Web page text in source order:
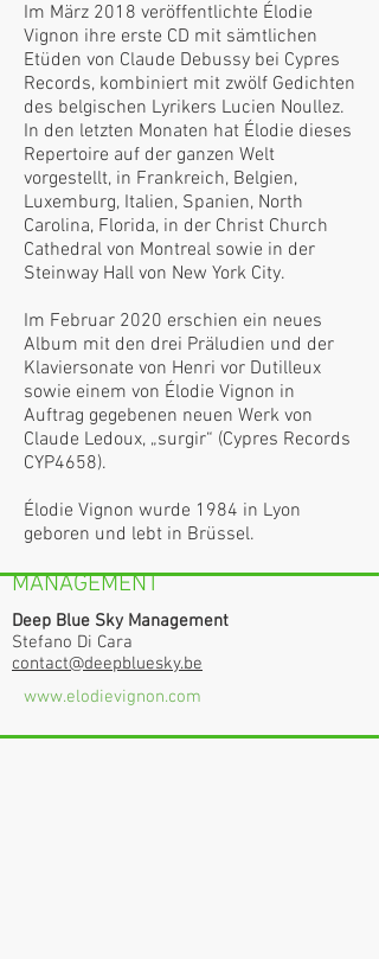
Im März 2018 veröffentlichte Élodie
Vignon ihre erste CD mit sämtlichen
Etüden von Claude Debussy bei Cypres
Records, kombiniert mit zwölf Gedichten
des belgischen Lyrikers Lucien Noullez.
In den letzten Monaten hat Élodie dieses
Repertoire auf der ganzen Welt
vorgestellt, in Frankreich, Belgien,
Luxemburg, Italien, Spanien, North
Carolina, Florida, in der Christ Church
Cathedral von Montreal sowie in der
Steinway Hall von New York City.
Im Februar 2020 erschien ein neues
Album mit den drei Präludien und der
Klaviersonate von Henri vor Dutilleux
sowie einem von Élodie Vignon in
Auftrag gegebenen neuen Werk von
Claude Ledoux, „surgir“ (Cypres Records
CYP4658).
Élodie Vignon wurde 1984 in Lyon
geboren und lebt in Brüssel.
MANAGEMENT
Deep Blue Sky Management
Stefano Di Cara
contact@deepbluesky.be
www.elodievignon.com